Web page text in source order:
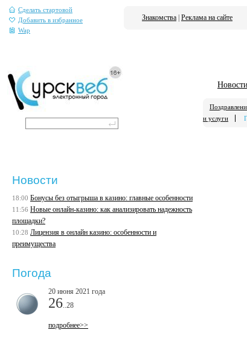
Сделать стартовой
Добавить в избранное
Wap
Знакомства Реклама на сайте
Новости
и услуги
Новости
18:00 Бонусы без отыгрыша в казино: главные особенности
11:56 Новые онлайн-казино: как анализировать надежность
площадки?
10:28 Лицензия в онлайн казино: особенности и
преимущества
Погода
20 июня 2021 года
26 ..28
подробнее>>